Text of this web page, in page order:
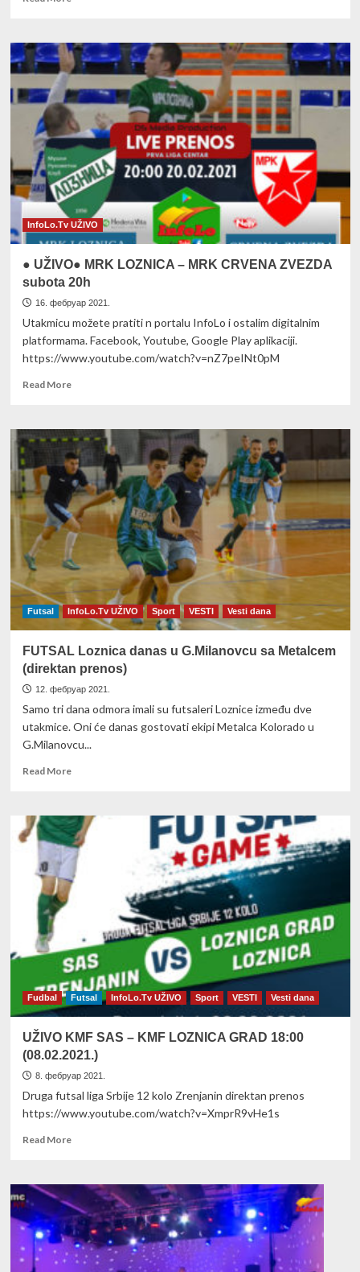
Od
19h
odložen
snimak
Loznica-
Trajal
InfoLo.Tv UŽIVO
● UŽIVO● MRK LOZNICA – MRK CRVENA ZVEZDA
subota 20h
16. фебруар 2021.
Utakmicu možete pratiti n portalu InfoLo i ostalim digitalnim
platformama. Facebook, Youtube, Google Play aplikaciji.
https://www.youtube.com/watch?v=nZ7peINt0pM
Read MoreRead
●
UŽIVO●
MRK
LOZNICA
–
MRK
CRVENA
ZVEZDA
subota
20h
Futsal InfoLo.Tv UŽIVO Sport VESTI Vesti dana
FUTSAL Loznica danas u G.Milanovcu sa Metalcem
(direktan prenos)
12. фебруар 2021.
Samo tri dana odmora imali su futsaleri Loznice između dve
utakmice. Oni će danas gostovati ekipi Metalca Kolorado u
G.Milanovcu...
Read MoreRead
FUTSAL
Loznica
danas
u
G.Milanovcu
sa
prenos)
Fudbal Futsal InfoLo.Tv UŽIVO Sport VESTI Vesti dana
UŽIVO KMF SAS – KMF LOZNICA GRAD 18:00
(08.02.2021.)
8. фебруар 2021.
Druga futsal liga Srbije 12 kolo Zrenjanin direktan prenos
https://www.youtube.com/watch?v=XmprR9vHe1s
Read MoreRead
UŽIVO
KMF
SAS
–
KMF
LOZNICA